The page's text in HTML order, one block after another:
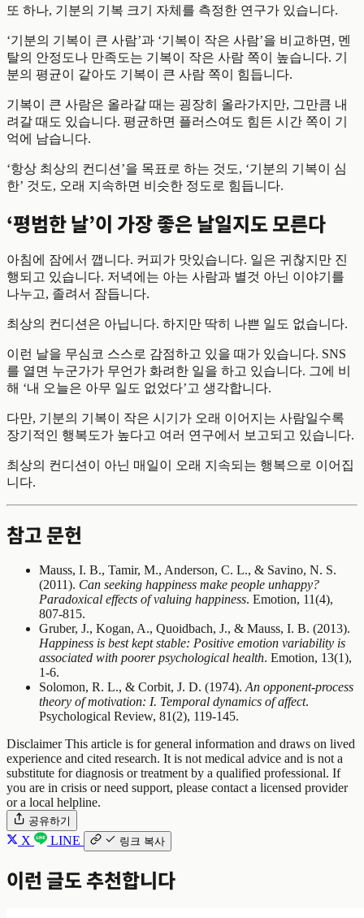
또 하나, 기분의 기복 크기 자체를 측정한 연구가 있습니다.
‘기분의 기복이 큰 사람’과 ‘기복이 작은 사람’을 비교하면, 멘
탈의 안정도나 만족도는 기복이 작은 사람 쪽이 높습니다. 기
분의 평균이 같아도 기복이 큰 사람 쪽이 힘듭니다.
기복이 큰 사람은 올라갈 때는 굉장히 올라가지만, 그만큼 내
려갈 때도 있습니다. 평균하면 플러스여도 힘든 시간 쪽이 기
억에 남습니다.
‘항상 최상의 컨디션’을 목표로 하는 것도, ‘기분의 기복이 심
한’ 것도, 오래 지속하면 비슷한 정도로 힘듭니다.
‘평범한 날’이 가장 좋은 날일지도 모른다
아침에 잠에서 깹니다. 커피가 맛있습니다. 일은 귀찮지만 진
행되고 있습니다. 저녁에는 아는 사람과 별것 아닌 이야기를
나누고, 졸려서 잠듭니다.
최상의 컨디션은 아닙니다. 하지만 딱히 나쁜 일도 없습니다.
이런 날을 무심코 스스로 감점하고 있을 때가 있습니다. SNS
를 열면 누군가가 무언가 화려한 일을 하고 있습니다. 그에 비
해 ‘내 오늘은 아무 일도 없었다’고 생각합니다.
다만, 기분의 기복이 작은 시기가 오래 이어지는 사람일수록
장기적인 행복도가 높다고 여러 연구에서 보고되고 있습니다.
최상의 컨디션이 아닌 매일이 오래 지속되는 행복으로 이어집
니다.
참고 문헌
Mauss, I. B., Tamir, M., Anderson, C. L., & Savino, N. S.
(2011). Can seeking happiness make people unhappy?
Paradoxical effects of valuing happiness. Emotion, 11(4),
807-815.
Gruber, J., Kogan, A., Quoidbach, J., & Mauss, I. B. (2013).
Happiness is best kept stable: Positive emotion variability is
associated with poorer psychological health. Emotion, 13(1),
1-6.
Solomon, R. L., & Corbit, J. D. (1974). An opponent-process
theory of motivation: I. Temporal dynamics of affect.
Psychological Review, 81(2), 119-145.
DisclaimerThis article is for general information and draws on lived
experience and cited research. It is not medical advice and is not a
substitute for diagnosis or treatment by a qualified professional. If
you are in crisis or need support, please contact a licensed provider
or a local helpline.
공유하기
X LINE 링크 복사
이런 글도 추천합니다